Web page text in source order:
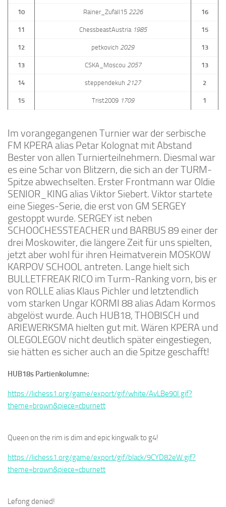
10 Rainer_Zufall152226 16
11 ChessbeastAustria1985 15
12 petkovich 2029 13
13 CSKA_Moscou 2057 13
14 steppendekuh 2127 2
15 Trist20091709 1
Im vorangegangenen Turnier war der serbische
FM KPERA alias Petar Kolognat mit Abstand
Bester von allen Turnierteilnehmern. Diesmal war
es eine Schar von Blitzern, die sich an der TURM-
Spitze abwechselten. Erster Frontmann war Oldie
SENIOR_KING alias Viktor Siebert. Viktor startete
eine Sieges-Serie, die erst von GM SERGEY
gestoppt wurde. SERGEY ist neben
SCHOOCHESSTEACHER und BARBUS 89 einer der
drei Moskowiter, die längere Zeit für uns spielten,
jetzt aber wohl für ihren Heimatverein MOSKOW
KARPOV SCHOOL antreten. Lange hielt sich
BULLETFREAK RICO im Turm-Ranking vorn, bis er
von ROLLE alias Klaus Pichler und letztendlich
vom starken Ungar KORMI 88 alias Adam Kormos
abgelöst wurde. Auch HUB18, THOBISCH und
ARIEWERKSMA hielten gut mit. Wären KPERA und
OLEGOLEGOV nicht deutlich später eingestiegen,
sie hätten es sicher auch an die Spitze geschafft!
HUB18s Partienkolumne:
https://lichess1.org/game/export/gif/white/AvLBe90I.gif?
theme=brown&piece=cburnett
Queen on the rim is dim and epic kingwalk to g4!
https://lichess1.org/game/export/gif/black/9CYD82eW.gif?
theme=brown&piece=cburnett
Lefong denied!